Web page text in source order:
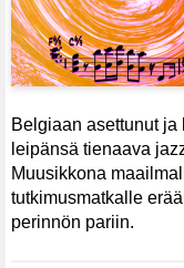
Belgiaan asettunut
leipänsä tienaava
Muusikkona
tutkimusmatkalle
perinnön pariin.